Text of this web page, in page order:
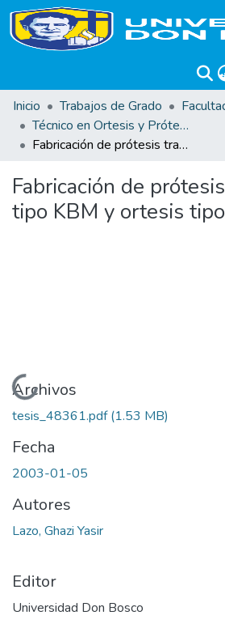
Inicio
Trabajos de Grado
Técnico en Ortesis y Prótesis
Fabricación de prótesis transtibial tipo KBM y ortesis tipo KAFO
Fabricación de
tipo KBM y ortesis
Cargando...
Archivos
tesis_48361.pdf(1.53 MB)
Fecha
2003-01-05
Autores
Lazo, Ghazi Yasir
Editor
Universidad Don Bosco